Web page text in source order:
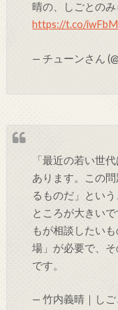
晴の、しごとの
https://t.co/
— チューンさん
「最近の若い世
あります。この
るものだ」とい
ところが大きい
もが相談したい
場」が必要で、
です。
— 竹内義晴｜し